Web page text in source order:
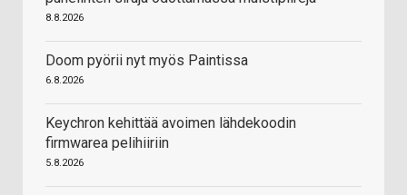
8.8.2026
Doom pyörii nyt myös Paintissa
6.8.2026
Keychron kehittää avoimen lähdekoodin
firmwarea pelihiiriin
5.8.2026